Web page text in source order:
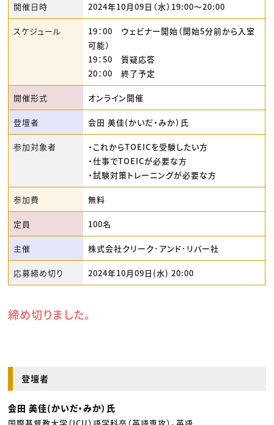
開催日時 2024年10月09日（水）19:00〜20:00
スケジュール
19：00 ウェビナー開始（開始5分前から入室
可能）
19：50 質疑応答
20：00 終了予定
開催形式 オンライン開催
登壇者 会田 美佳(かいだ・みか）氏
参加対象者
・これからTOEICを受験したい方
・仕事でTOEICが必要な方
・試験対策トレーニングが必要な方
参加費 無料
定員 100名
主催 株式会社クリーク･アンド･リバー社
応募締め切り 2024年10月09日(水) 20:00
締め切りました。
登壇者
会田 美佳(かいだ・みか）氏